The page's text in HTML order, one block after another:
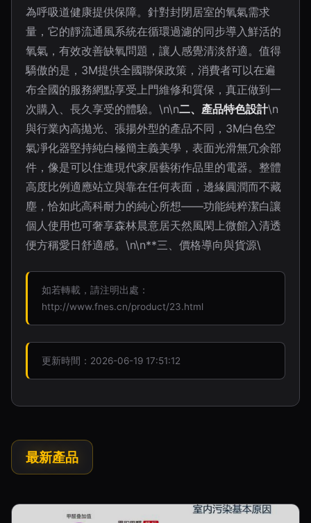
為呼吸道健康提供保障。針對封閉居室的氧氣需求
量，它的靜流通風系統在循環過濾的同步導入鮮活的
氧氣，有效改善缺氧問題，讓人感覺清淡舒適。值得
驕傲的是，3M提供全國聯保政策，消費者可以在遍
布全國的服務網點享受上門維修和質保，真正做到一
次購入、長久享受的體驗。\n\n二、產品特色設計\n
與行業內高拋光、張揚外型的產品不同，3M白色空
氣凈化器堅持純白極簡主義美學，表面光滑無冗余部
件，像是可以住進現代家居藝術作品里的電器。整體
高度比例適應站立與靠在任何表面，邊緣圓潤而不藏
塵，恰如此高科耐力的純心所想——功能純粹潔白讓
個人使用也可奢享森林晨意居天然風閑上微館入清透
便方稱愛日舒適感。\n\n**三、價格導向與貨源\
如若轉載，請注明出處：
http://www.fnes.cn/product/23.html
更新時間：2026-06-19 17:51:12
最新產品